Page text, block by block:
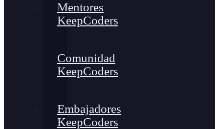
Mentores
KeepCoders
Comunidad
KeepCoders
Embajadores
KeepCoders